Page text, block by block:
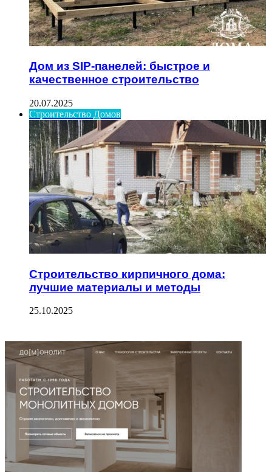
Дом из SIP-панелей: быстрое и
качественное строительство
20.07.2025
Строительство Домов
Строительство кирпичного дома:
лучшие материалы и методы
25.10.2025